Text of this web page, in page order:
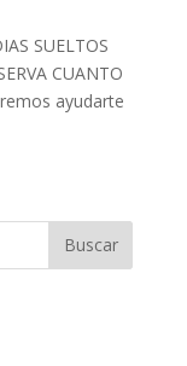
SUELTOS
CUANTO
ayudarte